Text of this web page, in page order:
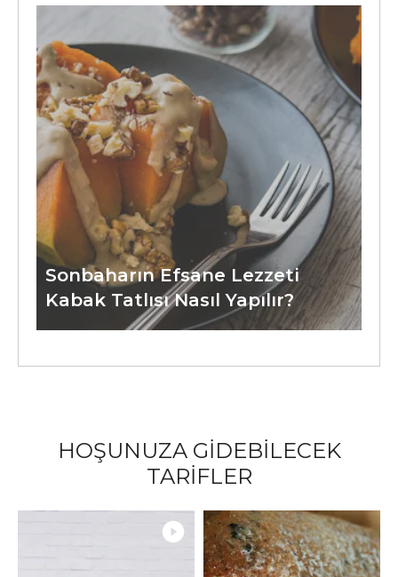
Sonbaharın Efsane Lezzeti
Kabak Tatlısı Nasıl Yapılır?
HOŞUNUZA GİDEBİLECEK
TARİFLER